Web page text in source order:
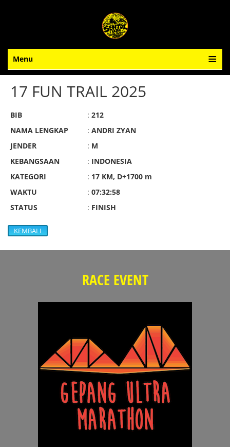
Menu
17 FUN TRAIL 2025
BIB : 212
NAMA LENGKAP
: ANDRI ZYAN
JENDER
: M
KEBANGSAAN
: INDONESIA
KATEGORI
: 17 KM, D+1700 m
WAKTU
: 07:32:58
STATUS
: FINISH
KEMBALI
RACE EVENT